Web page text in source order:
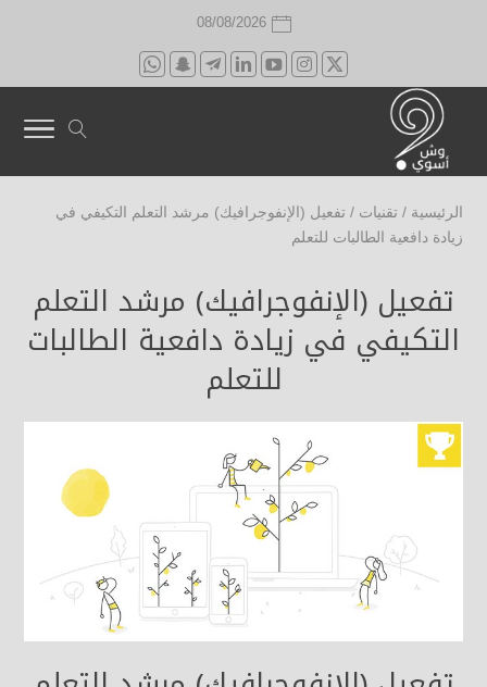
08/08/2026
الرئيسية / تقنيات / تفعيل (الإنفوجرافيك) مرشد التعلم التكيفي في
زيادة دافعية الطالبات للتعلم
تفعيل (الإنفوجرافيك) مرشد التعلم
التكيفي في زيادة دافعية الطالبات
للتعلم